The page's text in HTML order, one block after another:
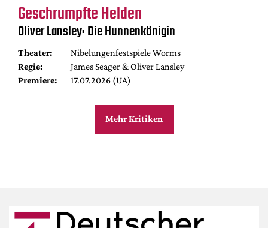
Geschrumpfte Helden
Oliver Lansley: Die Hunnenkönigin
Theater:
Nibelungenfestspiele Worms
Regie:
James Seager & Oliver Lansley
Premiere:
17.07.2026 (UA)
Mehr Kritiken